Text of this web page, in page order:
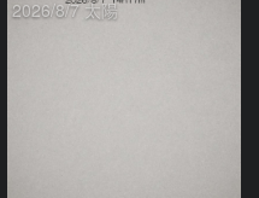
2026/8/7 太陽